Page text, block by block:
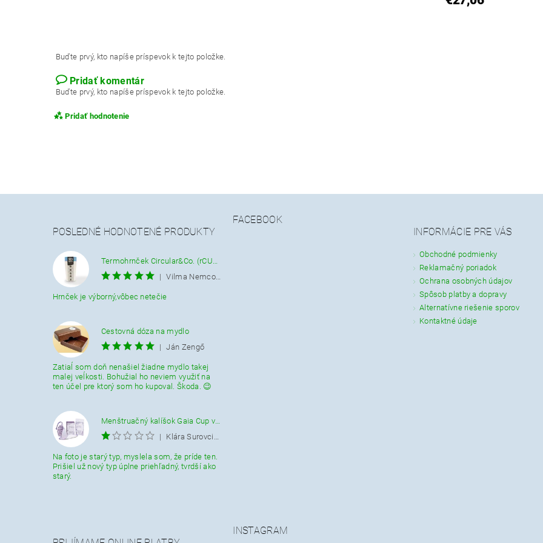
Buďte prvý, kto napíše príspevok k tejto položke.
Pridať komentár
Buďte prvý, kto napíše príspevok k tejto položke.
Pridať hodnotenie
POSLEDNÉ HODNOTENÉ PRODUKTY
|
Vilma Nemcová
Hrnček je výborný,vôbec netečie
Cestovná dóza na mydlo
|
Ján Zengő
Zatiaĺ som doň nenašiel žiadne mydlo takej
malej veĺkosti. Bohužial ho neviem využiť na
ten účel pre ktorý som ho kupoval. Škoda. 😉
|
Klára Surovcikova
Na foto je starý typ, myslela som, že príde ten.
Prišiel už nový typ úplne priehľadný, tvrdší ako
starý.
FACEBOOK
INFORMÁCIE PRE VÁS
Obchodné podmienky
Reklamačný poriadok
Ochrana osobných údajov
Spôsob platby a dopravy
Alternatívne riešenie sporov
Kontaktné údaje
INSTAGRAM